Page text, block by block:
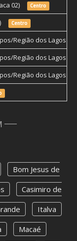
02) Centro
Centro
Região dos Lagos
Região dos Lagos
Região dos Lagos
Bom Jesus de
Casimiro de
Italva
Macaé